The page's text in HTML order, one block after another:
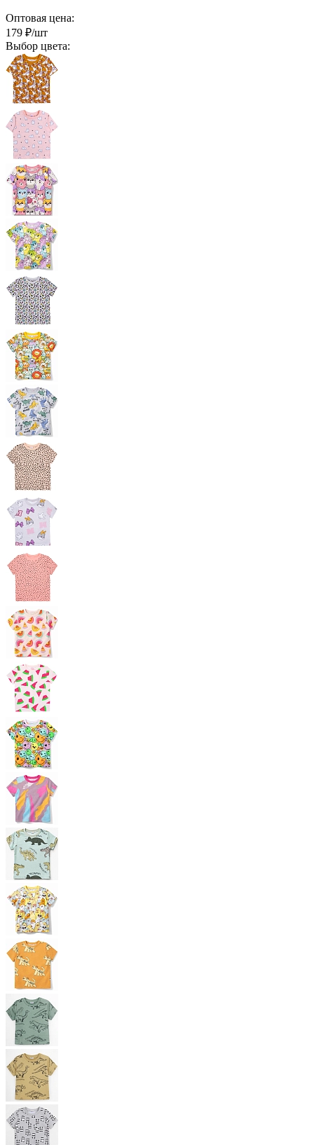
Оптовая цена:
179 ₽/шт
Выбор цвета: